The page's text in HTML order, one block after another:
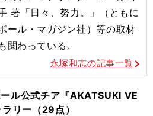
著「日々、努力。」（ともに
ール・マガジン社）等の取材
関わっている。
永塚和志の記事一覧
ール公式チア『AKATSUKI VE
リー（29点）